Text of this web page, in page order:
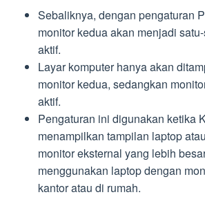
Sebaliknya, dengan pengaturan
monitor kedua akan menjadi
aktif.
Layar komputer hanya akan
monitor kedua, sedangkan
aktif.
Pengaturan ini digunakan ketika
menampilkan tampilan laptop
monitor eksternal yang lebih
menggunakan laptop dengan
kantor atau di rumah.